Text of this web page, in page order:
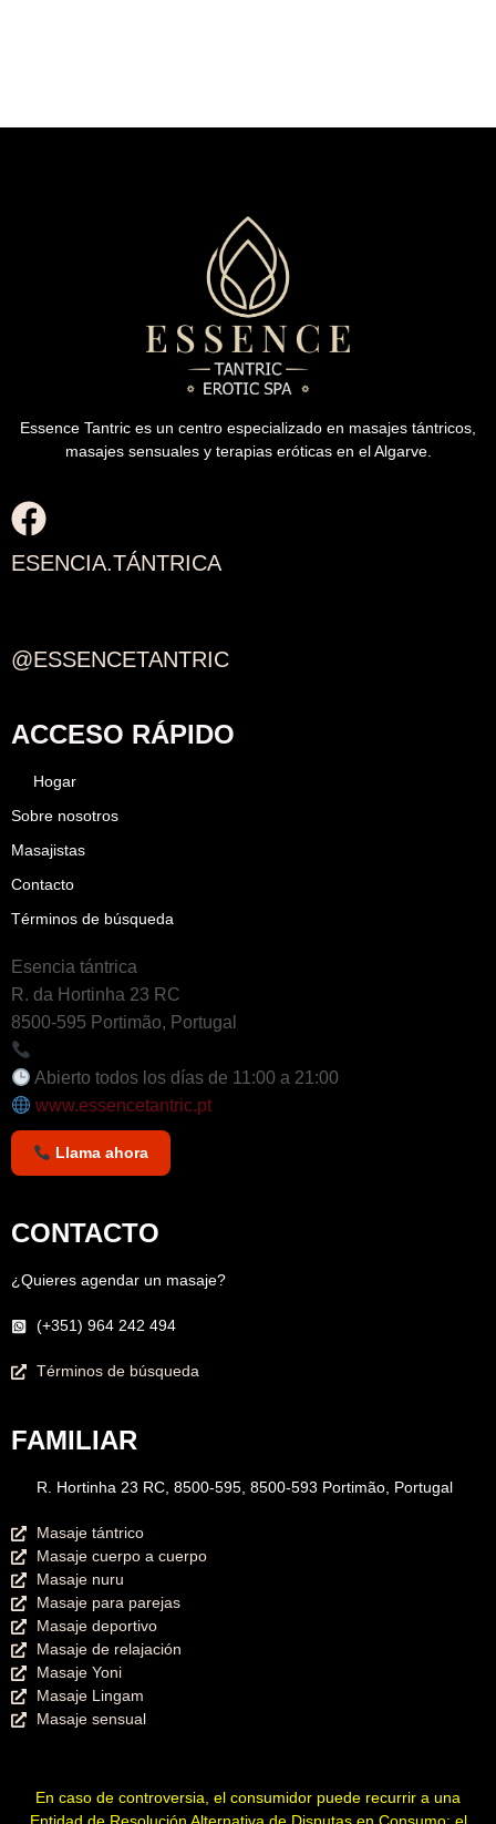
Essence Tantric es un centro especializado en masajes tántricos,
masajes sensuales y terapias eróticas en el Algarve.
ESENCIA.TÁNTRICA
@ESSENCETANTRIC
ACCESO RÁPIDO
Hogar
Sobre nosotros
Masajistas
Contacto
Términos de búsqueda
Esencia tántrica
R. da Hortinha 23 RC
8500-595 Portimão, Portugal
Abierto todos los días de 11:00 a 21:00
www.essencetantric.pt
Llama ahora
CONTACTO
¿Quieres agendar un masaje?
(+351) 964 242 494
Términos de búsqueda
FAMILIAR
R. Hortinha 23 RC, 8500-595, 8500-593 Portimão, Portugal
Masaje tántrico
Masaje cuerpo a cuerpo
Masaje nuru
Masaje para parejas
Masaje deportivo
Masaje de relajación
Masaje Yoni
Masaje Lingam
Masaje sensual
En caso de controversia, el consumidor puede recurrir a una